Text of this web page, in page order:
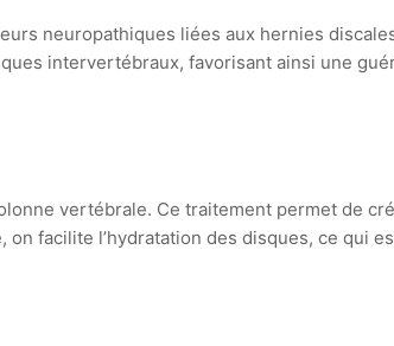
neuropathiques liées aux hernies
intervertébraux, favorisant ainsi une
vertébrale. Ce traitement permet de
facilite l’hydratation des disques, ce qui